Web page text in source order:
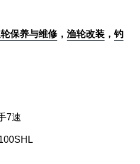
保养与维修 ， 渔轮改装 ，钓
7速